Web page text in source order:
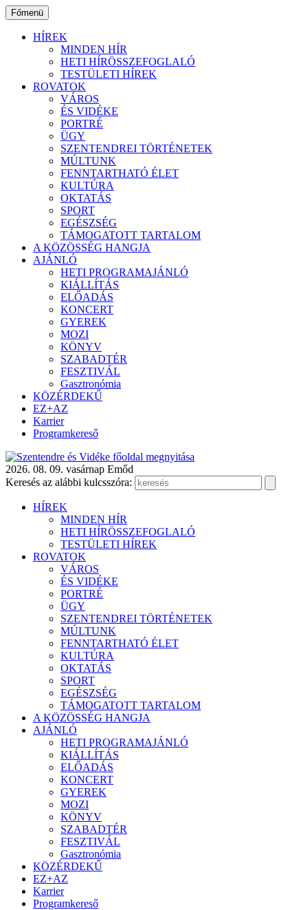
Ugrás
a
tartalomhoz
Főmenü
HÍREK
MINDEN HÍR
HETI HÍRÖSSZEFOGLALÓ
TESTÜLETI HÍREK
ROVATOK
VÁROS
ÉS VIDÉKE
PORTRÉ
ÜGY
SZENTENDREI TÖRTÉNETEK
MÚLTUNK
FENNTARTHATÓ ÉLET
KULTÚRA
OKTATÁS
SPORT
EGÉSZSÉG
TÁMOGATOTT TARTALOM
A KÖZÖSSÉG HANGJA
AJÁNLÓ
HETI PROGRAMAJÁNLÓ
KIÁLLÍTÁS
ELŐADÁS
KONCERT
GYEREK
MOZI
KÖNYV
SZABADTÉR
FESZTIVÁL
Gasztronómia
KÖZÉRDEKŰ
EZ+AZ
Karrier
Programkereső
2026. 08. 09. vasárnap Emőd
Keresés az alábbi kulcsszóra:
HÍREK
MINDEN HÍR
HETI HÍRÖSSZEFOGLALÓ
TESTÜLETI HÍREK
ROVATOK
VÁROS
ÉS VIDÉKE
PORTRÉ
ÜGY
SZENTENDREI TÖRTÉNETEK
MÚLTUNK
FENNTARTHATÓ ÉLET
KULTÚRA
OKTATÁS
SPORT
EGÉSZSÉG
TÁMOGATOTT TARTALOM
A KÖZÖSSÉG HANGJA
AJÁNLÓ
HETI PROGRAMAJÁNLÓ
KIÁLLÍTÁS
ELŐADÁS
KONCERT
GYEREK
MOZI
KÖNYV
SZABADTÉR
FESZTIVÁL
Gasztronómia
KÖZÉRDEKŰ
EZ+AZ
Karrier
Programkereső